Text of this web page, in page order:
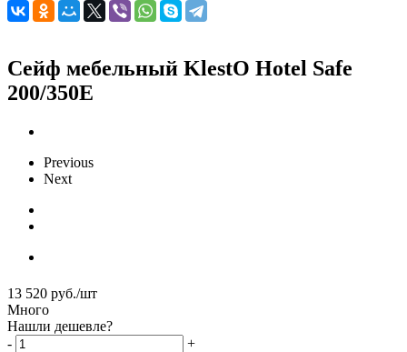
Сейф мебельный KlestO Hotel Safe
200/350E
Previous
Next
13 520 руб./шт
Много
Нашли дешевле?
-
+